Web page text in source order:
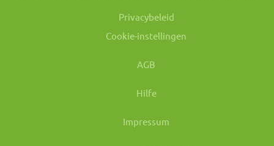
Privacybeleid
Cookie-instellingen
AGB
Hilfe
Impressum